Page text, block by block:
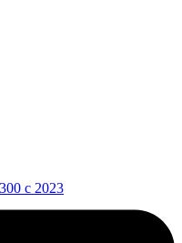
с 2023